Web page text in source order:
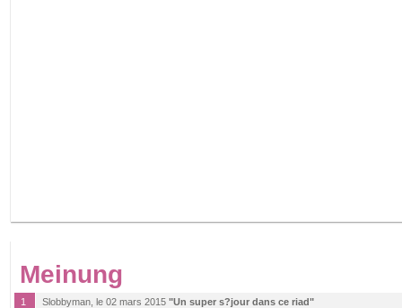
Meinung
1 Slobbyman, le 02 mars 2015 "Un super s?jour dans ce riad"